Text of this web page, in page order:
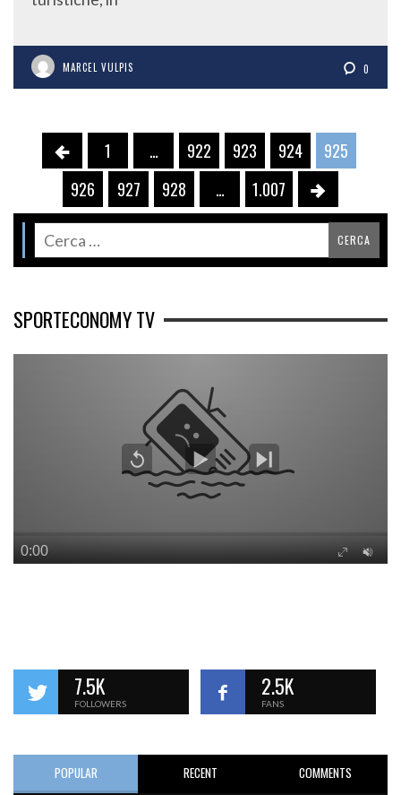
MARCEL VULPIS 0
1 … 922 923 924
925
926
927 928 … 1.007
SPORTECONOMY TV
7.5K
FOLLOWERS
2.5K
FANS
POPULAR RECENT COMMENTS